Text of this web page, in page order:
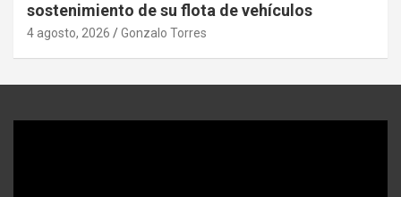
sostenimiento de su flota de vehículos
4 agosto, 2026 Gonzalo Torres